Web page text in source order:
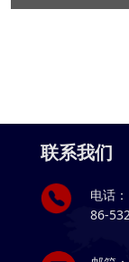
联系我们
电话：
86-